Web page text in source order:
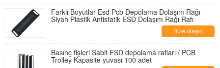
Farklı Boyutlar Esd Pcb Depolama Dolaşım Rağı
Siyah Plastik Antistatik ESD Dolaşım Rağı Rafı
Bize ulaşın
Basınç fişleri Sabit ESD depolama rafları / PCB
Trolley Kapasite yuvası 100 adet